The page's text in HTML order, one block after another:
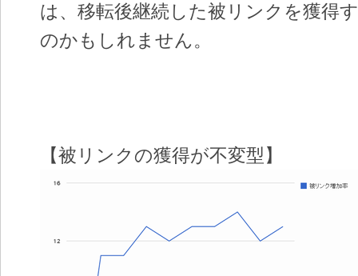
は、移転後継続した被リンクを獲得
のかもしれません。
【被リンクの獲得が不変型】